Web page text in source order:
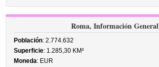
Roma, Información General
Población: 2.774.632
Superficie: 1.285,30 KM²
Moneda: EUR